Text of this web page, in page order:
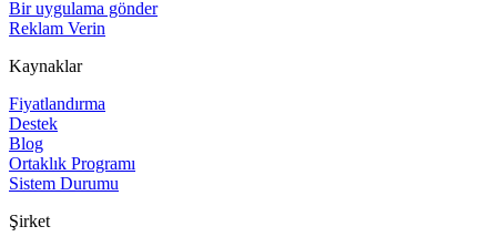
Bir uygulama gönder
Reklam Verin
Kaynaklar
Fiyatlandırma
Destek
Blog
Ortaklık Programı
Sistem Durumu
Şirket